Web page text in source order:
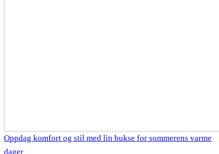
Oppdag komfort og stil med lin bukse for sommerens varme
dager